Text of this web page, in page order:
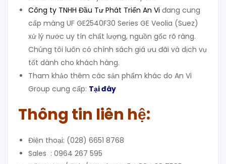
Công ty TNHH Đầu Tư Phát Triển An Vi đang cung
cấp màng UF GE2540F30 Series GE Veolia (Suez)
xử lý nước uy tín chất lượng, nguồn gốc rõ ràng.
Chúng tôi luôn có chính sách giá ưu đãi và dịch vụ
tốt dành cho khách hàng.
Tham khảo thêm các sản phẩm khác do An Vi
Group cung cấp: Tại đây
Thông tin liên hệ:
Điện thoại: (028) 6651 8768
Sales : 0964 267 595